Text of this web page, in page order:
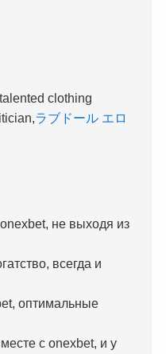
clothing
ラブドール エロ
не выходя из
всегда и
оптимальные
с onexbet, и у